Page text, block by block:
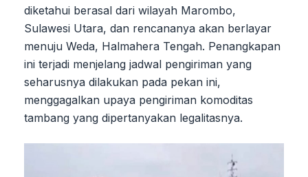
diketahui berasal dari wilayah Marombo,
Sulawesi Utara, dan rencananya akan berlayar
menuju Weda, Halmahera Tengah. Penangkapan
ini terjadi menjelang jadwal pengiriman yang
seharusnya dilakukan pada pekan ini,
menggagalkan upaya pengiriman komoditas
tambang yang dipertanyakan legalitasnya.